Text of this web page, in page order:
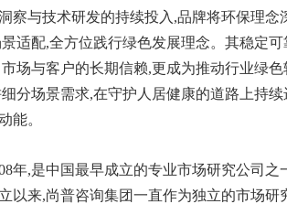
察与技术研发的持续投入,品牌将环保理
适配,全方位践行绿色发展理念。其稳定
场与客户的长期信赖,更成为推动行业绿
分场景需求,在守护人居健康的道路上持
能。
年,是中国最早成立的专业市场研究公司
以来,尚普咨询集团一直作为独立的市场